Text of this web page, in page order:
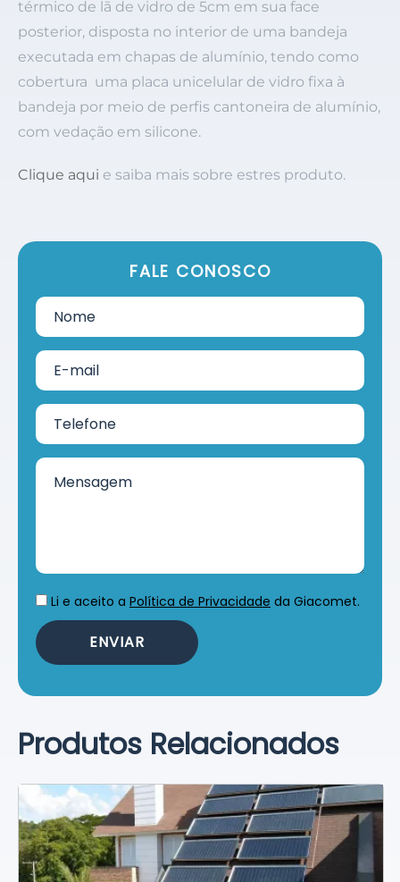
térmico de lã de vidro de 5cm em sua face
posterior, disposta no interior de uma bandeja
executada em chapas de alumínio, tendo como
cobertura uma placa unicelular de vidro fixa à
bandeja por meio de perfis cantoneira de alumínio,
com vedação em silicone.
Clique aqui e saiba mais sobre estres produto.
FALE CONOSCO
Li e aceito a Política de Privacidade da Giacomet.
Produtos Relacionados